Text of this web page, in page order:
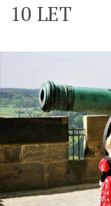
10 LET